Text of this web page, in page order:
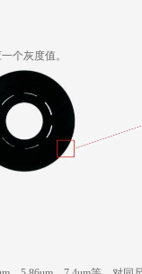
个灰度值。